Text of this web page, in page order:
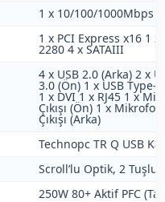
1 x 10/100/1000Mbps
1 x PCI Express x16 1 x
2280 4 x SATAIII
4 x USB 2.0 (Arka) 2 x
3.0 (Ön) 1 x USB Type-
1 x DVI1 x RJ45 1 x
Çıkışı (Ön) 1 x
Çıkışı (Arka)
Technopc TR Q USB
Scroll’lu Optik, 2
250W 80+ Aktif PFC